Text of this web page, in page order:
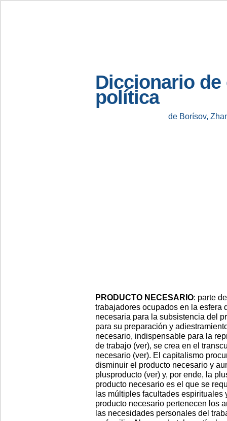
Diccionario de
política
de Borísov,
PRODUCTO NECESARIO: parte
trabajadores ocupados en la esfera
necesaria para la subsistencia del
para su preparación y
necesario, indispensable para la
de trabajo (ver), se crea en el
necesario (ver). El capitalismo
disminuir el producto necesario y
plusproducto (ver) y, por ende, la
producto necesario es el que se
las múltiples facultades espirituales
producto necesario pertenecen los
las necesidades personales del